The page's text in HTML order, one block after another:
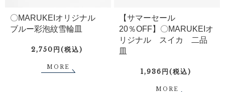
〇MARUKEIオリジナル
ブルー彩泡紋雪輪皿
2,750円(税込)
MORE
【サマーセール
20％OFF】〇MARUKEIオ
リジナル スイカ 二品
皿
1,936円(税込)
MORE